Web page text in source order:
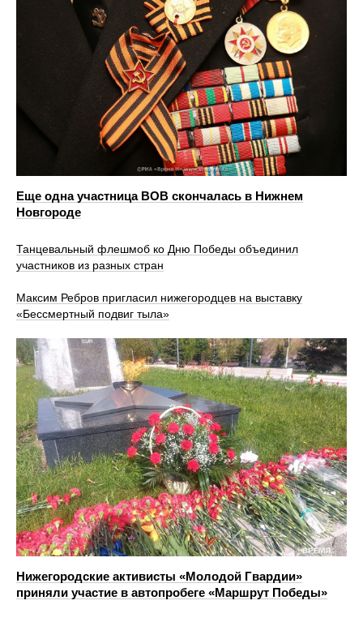
Еще одна участница ВОВ скончалась в Нижнем
Новгороде
Танцевальный флешмоб ко Дню Победы объединил
участников из разных стран
Максим Ребров пригласил нижегородцев на выставку
«Бессмертный подвиг тыла»
Нижегородские активисты «Молодой Гвардии»
приняли участие в автопробеге «Маршрут Победы»